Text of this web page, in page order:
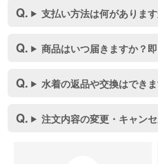
支払い方法は何がありま
商品はいつ届きますか？
水着の返品や交換はでき
注文内容の変更・キャン